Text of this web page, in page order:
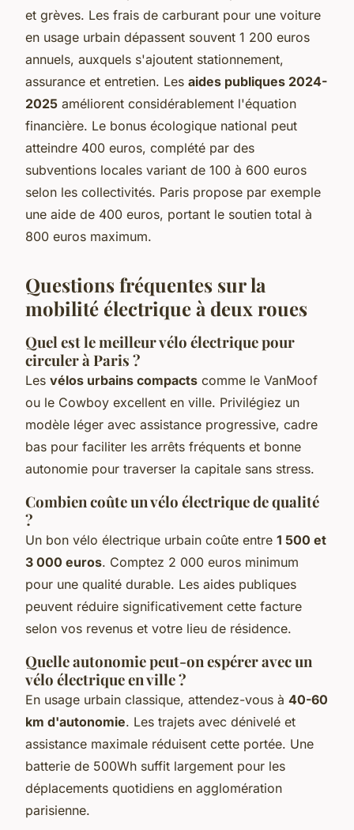
et grèves. Les frais de carburant pour une voiture
en usage urbain dépassent souvent 1 200 euros
annuels, auxquels s'ajoutent stationnement,
assurance et entretien. Les aides publiques 2024-
2025 améliorent considérablement l'équation
financière. Le bonus écologique national peut
atteindre 400 euros, complété par des
subventions locales variant de 100 à 600 euros
selon les collectivités. Paris propose par exemple
une aide de 400 euros, portant le soutien total à
800 euros maximum.
Questions fréquentes sur la
mobilité électrique à deux roues
Quel est le meilleur vélo électrique pour
circuler à Paris ?
Les vélos urbains compacts comme le VanMoof
ou le Cowboy excellent en ville. Privilégiez un
modèle léger avec assistance progressive, cadre
bas pour faciliter les arrêts fréquents et bonne
autonomie pour traverser la capitale sans stress.
Combien coûte un vélo électrique de qualité
?
Un bon vélo électrique urbain coûte entre 1 500 et
3 000 euros. Comptez 2 000 euros minimum
pour une qualité durable. Les aides publiques
peuvent réduire significativement cette facture
selon vos revenus et votre lieu de résidence.
Quelle autonomie peut-on espérer avec un
vélo électrique en ville ?
En usage urbain classique, attendez-vous à 40-60
km d'autonomie. Les trajets avec dénivelé et
assistance maximale réduisent cette portée. Une
batterie de 500Wh suffit largement pour les
déplacements quotidiens en agglomération
parisienne.